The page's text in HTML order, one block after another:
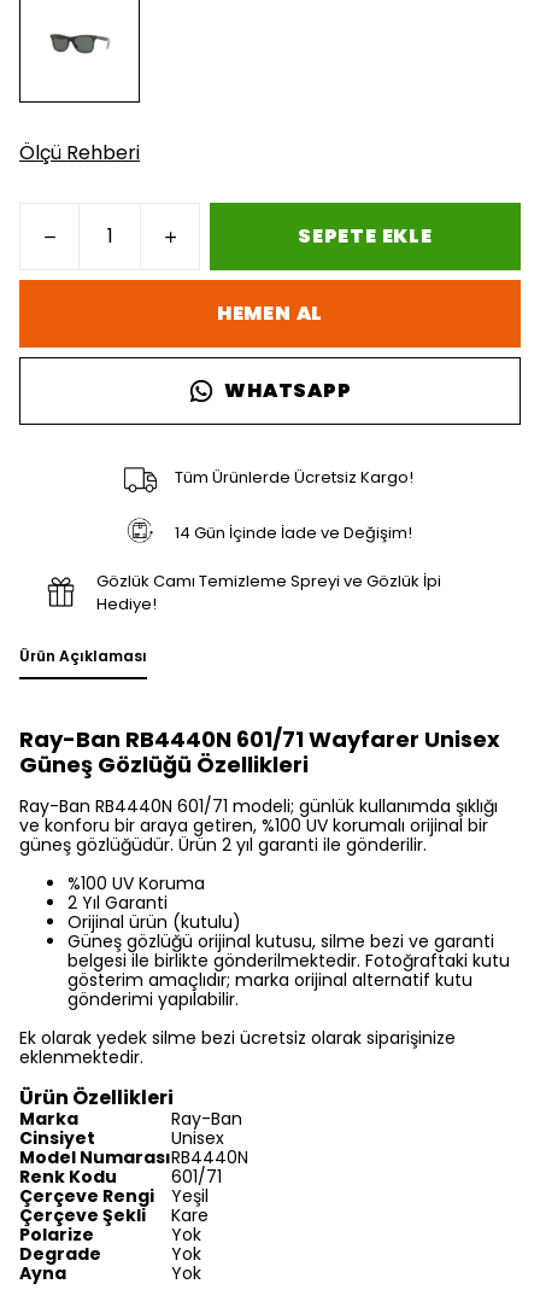
Ölçü Rehberi
SEPETE EKLE
HEMEN AL
WHATSAPP
Tüm Ürünlerde Ücretsiz Kargo!
14 Gün İçinde İade ve Değişim!
Gözlük Camı Temizleme Spreyi ve Gözlük İpi
Hediye!
Ürün Açıklaması
Ray-Ban RB4440N 601/71 Wayfarer Unisex
Güneş Gözlüğü Özellikleri
Ray-Ban RB4440N 601/71 modeli; günlük kullanımda şıklığı
ve konforu bir araya getiren, %100 UV korumalı orijinal bir
güneş gözlüğüdür. Ürün 2 yıl garanti ile gönderilir.
%100 UV Koruma
2 Yıl Garanti
Orijinal ürün (kutulu)
Güneş gözlüğü orijinal kutusu, silme bezi ve garanti
belgesi ile birlikte gönderilmektedir. Fotoğraftaki kutu
gösterim amaçlıdır; marka orijinal alternatif kutu
gönderimi yapılabilir.
Ek olarak yedek silme bezi ücretsiz olarak siparişinize
eklenmektedir.
Ürün Özellikleri
Marka
Ray-Ban
Cinsiyet
Unisex
Model NumarasıRB4440N
Renk Kodu
601/71
Çerçeve Rengi
Yeşil
Çerçeve Şekli
Kare
Polarize
Yok
Degrade
Yok
Ayna
Yok